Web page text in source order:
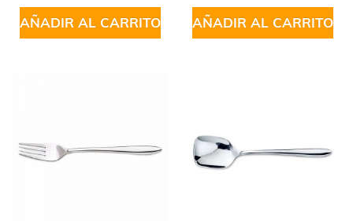
AÑADIR AL CARRITO AÑADIR AL CARRITO